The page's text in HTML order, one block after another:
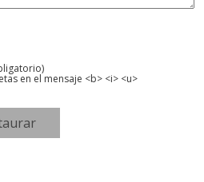
en el mensaje <b> <i> <u>